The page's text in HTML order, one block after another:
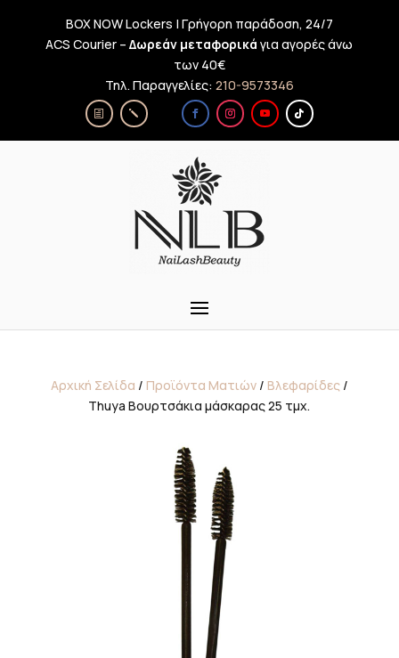
BOX NOW Lockers | Γρήγορη παράδοση, 24/7
ACS Courier –Δωρεάν μεταφορικά για αγορές άνω
των 40€
Τηλ. Παραγγελίες: 210-9573346
Αρχική Σελίδα / Προϊόντα Ματιών/ Βλεφαρίδες/
Thuya Βουρτσάκια μάσκαρας 25 τμχ.